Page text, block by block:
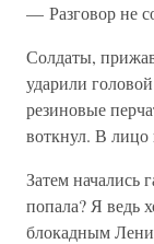
— Разговор не
Солдаты,
ударили
резиновые
воткнул. В
Затем начались
попала? Я ведь
блокадным